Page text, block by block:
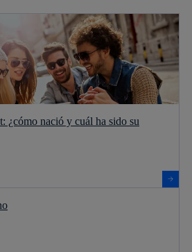
¿cómo nació y cuál ha sido su